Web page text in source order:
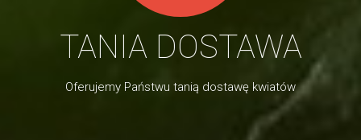
TANIA DOSTAWA
Oferujemy Państwu tanią dostawę kwiatów